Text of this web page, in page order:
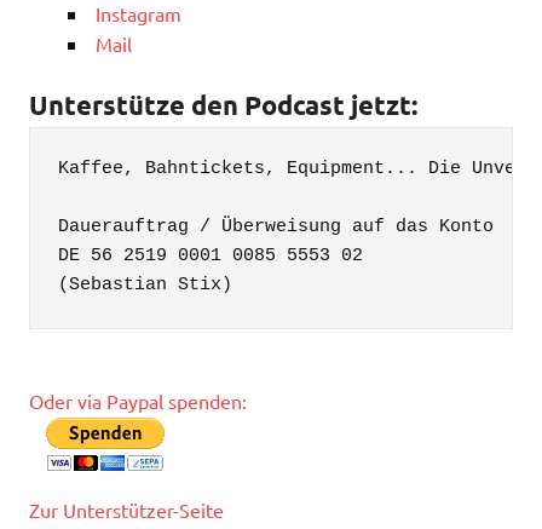
Instagram
Mail
Unterstütze den Podcast jetzt:
Kaffee, Bahntickets, Equipment... Die
Dauerauftrag / Überweisung auf das Konto
DE 56 2519 0001 0085 5553 02
(Sebastian Stix)
Oder via Paypal spenden:
Zur Unterstützer-Seite